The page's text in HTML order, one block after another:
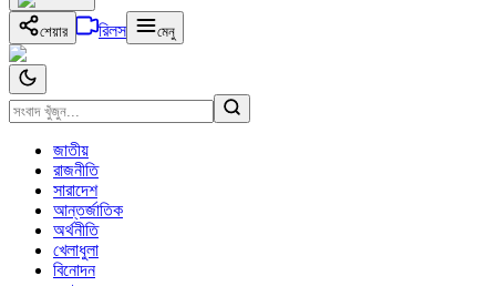
শেয়ার রিলস মেনু
জাতীয়
রাজনীতি
সারাদেশ
আন্তর্জাতিক
অর্থনীতি
খেলাধুলা
বিনোদন